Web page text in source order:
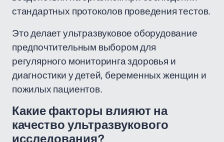
стандартных протоколов проведения тестов.
Это делает ультразвуковое оборудование
предпочтительным выбором для
регулярного мониторинга здоровья и
диагностики у детей, беременных женщин и
пожилых пациентов.
Какие факторы влияют на
качество ультразвукового
исследования?